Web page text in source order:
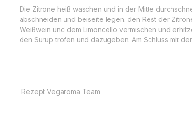
Die Zitrone heiß waschen und in der Mitte
abschneiden und beiseite legen. den Rest der
Weißwein und dem Limoncello vermischen und
den Surup trofen und dazugeben. Am Schluss mit
Rezept Vegaroma Team